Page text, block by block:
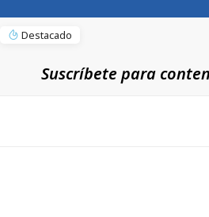
Destacado
Suscríbete para